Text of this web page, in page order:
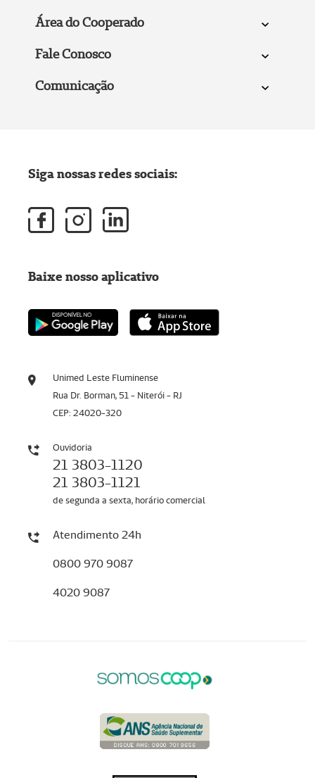
Área do Cooperado
Fale Conosco
Comunicação
Unimed Leste Fluminense
Rua Dr. Borman, 51 - Niterói - RJ
CEP: 24020-320
Ouvidoria
21 3803-1120
21 3803-1121
de segunda a sexta, horário comercial
Atendimento 24h
0800 970 9087
4020 9087
Siga nossas redes sociais:
Baixe nosso aplicativo